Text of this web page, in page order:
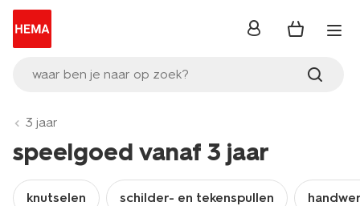
waar ben je naar op zoek?
inloggen
3 jaar
speelgoed vanaf 3 jaar
knutselen schilder- en tekenspullen